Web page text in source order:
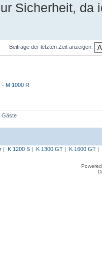
Sicherheit, da
Beiträge der letzten Zeit anzeigen:
M 1000 R
Gäste
| K 1200 S| K 1300 GT| K 1600 GT|